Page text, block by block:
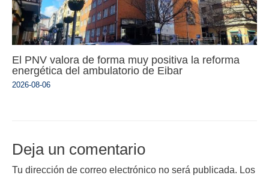
El PNV valora de forma muy positiva la reforma
energética del ambulatorio de Eibar
2026-08-06
Deja un comentario
Tu dirección de correo electrónico no será publicada. Los